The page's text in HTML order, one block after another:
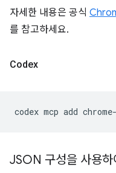
자세한 내용은 공식
를 참고하세요.
Codex
codex mcp add
JSON 구성을 사용하